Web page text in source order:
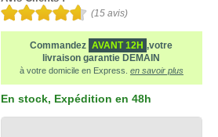
(15avis)
Commandez AVANT 12H ,votre
livraison garantie DEMAIN
à votre domicile en Express. en savoir plus
En stock, Expédition en 48h